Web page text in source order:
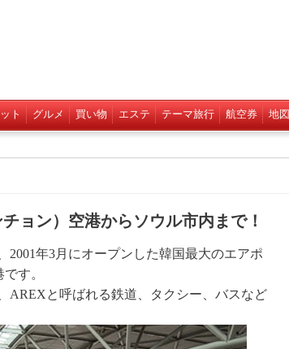
ト グルメ 買い物 エステ テーマ旅行 航空券 地図
ョン）空港からソウル市内まで！
年3月にオープンした韓国最大のエアポ
す。
AREXと呼ばれる鉄道、タクシー、バスなど